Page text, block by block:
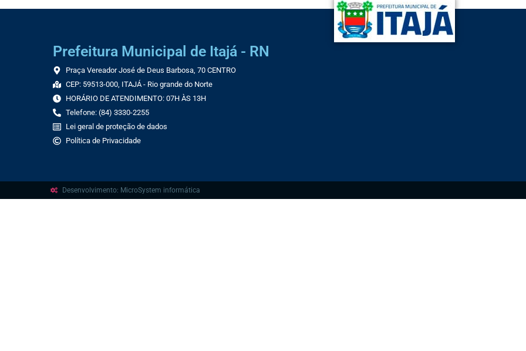
Prefeitura Municipal de Itajá - RN
Praça Vereador José de Deus Barbosa, 70 CENTRO
CEP: 59513-000, ITAJÁ - Rio grande do Norte
HORÁRIO DE ATENDIMENTO: 07H ÀS 13H
Telefone: (84) 3330-2255
Lei geral de proteção de dados
Política de Privacidade
Desenvolvimento: MicroSystem informática